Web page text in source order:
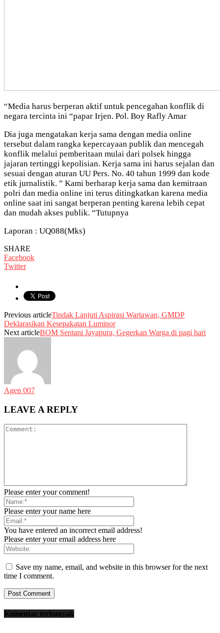
“Media harus berperan aktif untuk pencegahan konflik di
negara tercinta ini “papar Irjen. Pol. Boy Rafly Amar
Dia juga mengatakan kerja sama dengan media online
tersebut dalam rangka kepercayaan publik dan mencegah
konflik melalui pemberitaan mulai dari polsek hingga
jajaran tertinggi kepolisian. Kerja sama ini harus sejalan dan
sesuai dengan aturan UU Pers. No. 40 tahun 1999 dan kode
etik jurnalistik. ” Kami berharap kerja sama dan kemitraan
polri dan media online ini terus ditingkatkan karena media
online saat ini sangat berperan penting karena lebih cepat
dan mudah akses publik. “Tutupnya
Laporan : UQ088(Mks)
SHARE
Facebook
Twitter
Previous articleTindak Lanjuti Aspirasi Wartawan, GMDP
Deklarasikan Kesepakatan Luminor
Next articleBOM Sentani Jayapura, Gegerkan Warga di pagi hari
Agen 007
LEAVE A REPLY
Please enter your comment!
Please enter your name here
You have entered an incorrect email address!
Please enter your email address here
Save my name, email, and website in this browser for the next
time I comment.
Komentar terbanyak